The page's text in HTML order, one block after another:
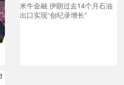
米牛金融 伊朗过去14个月石油
出口实现“创纪录增长”